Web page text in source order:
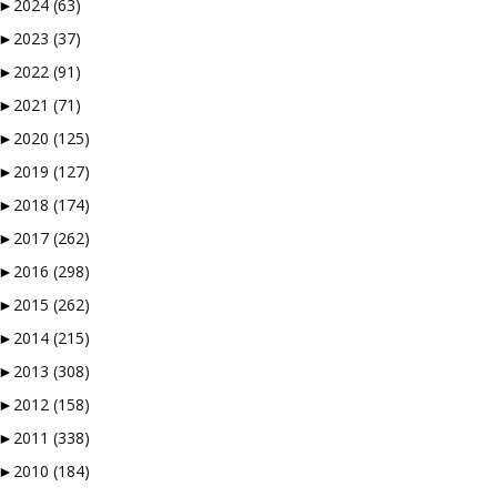
en nisjeblogg, så
logge inn…
som finnes. En
styrer unna
knappen.
en Facebookside hvor
og sjekket alt, så en
► 2024 (63)
► 2023 (37)
► 2022 (91)
► 2021 (71)
► 2020 (125)
► 2019 (127)
► 2018 (174)
► 2017 (262)
► 2016 (298)
► 2015 (262)
► 2014 (215)
► 2013 (308)
► 2012 (158)
► 2011 (338)
► 2010 (184)